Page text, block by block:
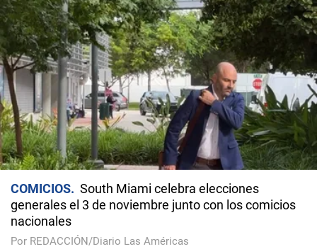
COMICIOS
South Miami celebra elecciones
generales el 3 de noviembre junto con los comicios
nacionales
Por REDACCIÓN/Diario Las Américas